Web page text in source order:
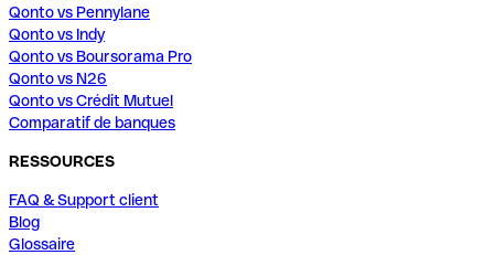
Qonto vs Pennylane
Qonto vs Indy
Qonto vs Boursorama Pro
Qonto vs N26
Qonto vs Crédit Mutuel
Comparatif de banques
RESSOURCES
FAQ & Support client
Blog
Glossaire